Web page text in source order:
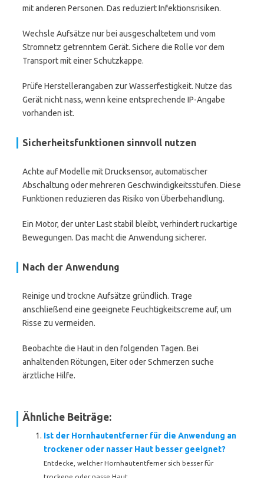
mit anderen Personen. Das reduziert Infektionsrisiken.
Wechsle Aufsätze nur bei ausgeschaltetem und vom
Stromnetz getrenntem Gerät. Sichere die Rolle vor dem
Transport mit einer Schutzkappe.
Prüfe Herstellerangaben zur Wasserfestigkeit. Nutze das
Gerät nicht nass, wenn keine entsprechende IP-Angabe
vorhanden ist.
Sicherheitsfunktionen sinnvoll nutzen
Achte auf Modelle mit Drucksensor, automatischer
Abschaltung oder mehreren Geschwindigkeitsstufen. Diese
Funktionen reduzieren das Risiko von Überbehandlung.
Ein Motor, der unter Last stabil bleibt, verhindert ruckartige
Bewegungen. Das macht die Anwendung sicherer.
Nach der Anwendung
Reinige und trockne Aufsätze gründlich. Trage
anschließend eine geeignete Feuchtigkeitscreme auf, um
Risse zu vermeiden.
Beobachte die Haut in den folgenden Tagen. Bei
anhaltenden Rötungen, Eiter oder Schmerzen suche
ärztliche Hilfe.
Ähnliche Beiträge:
Ist der Hornhautentferner für die Anwendung an
trockener oder nasser Haut besser geeignet?
Entdecke, welcher Hornhautentferner sich besser für